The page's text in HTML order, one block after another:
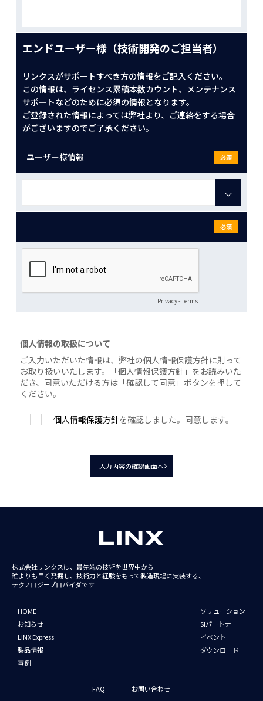
エンドユーザー様（技術開発のご担当者）
リンクスがサポートすべき方の情報をご記入ください。
この情報は、ライセンス累積本数カウント、メンテナンス
サポートなどのために必須の情報となります。
ご登録された情報によっては弊社より、ご連絡をする場合
がございますのでご了承ください。
ユーザー様情報 必須
必須
Privacy-Terms
個人情報の取扱について
ご入力いただいた情報は、弊社の個人情報保護方針に則って
お取り扱いいたします。「個人情報保護方針」をお読みいた
だき、同意いただける方は「確認して同意」ボタンを押して
ください。
個人情報保護方針を確認しました。同意します。
入力内容の確認画面へ
株式会社リンクスは、最先端の技術を世界中から
誰よりも早く発掘し、技術力と経験をもって製造現場に実装する、
テクノロジープロバイダです
HOME
お知らせ
LINX Express
製品情報
事例
ソリューション
SIパートナー
イベント
ダウンロード
FAQ お問い合わせ